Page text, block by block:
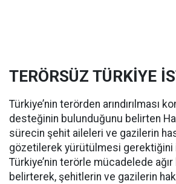
TERÖRSÜZ TÜRKİYE
Türkiye’nin terörden arındırılması
desteğinin bulunduğunu belirten
sürecin şehit aileleri ve gazilerin
gözetilerek yürütülmesi gerektiğini
Türkiye’nin terörle mücadelede
belirterek, şehitlerin ve gazilerin